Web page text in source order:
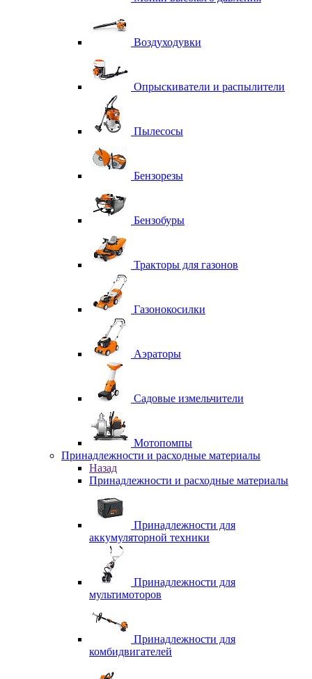
Воздуходувки
Опрыскиватели и распылители
Пылесосы
Бензорезы
Бензобуры
Тракторы для газонов
Газонокосилки
Аэраторы
Садовые измельчители
Мотопомпы
Принадлежности и расходные материалы
Назад
Принадлежности и расходные материалы
Принадлежности для
аккумуляторной техники
Принадлежности для
мультимоторов
Принадлежности для
комбидвигателей